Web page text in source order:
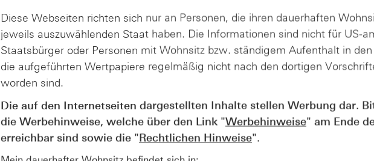
AUGUST
07
Wie lange bleibt der DAX® in
Rekordlaune? - ntv Zertifikate
07.08.26
Diese Webseiten richten sich nur an Personen, die ihren dauerhaften
jeweils auszuwählenden Staat haben. Die Informationen sind nicht für US-
Staatsbürger oder Personen mit Wohnsitz bzw. ständigem Aufenthalt in
die aufgeführten Wertpapiere regelmäßig nicht nach den dortigen
worden sind.
Die auf den Internetseiten dargestellten Inhalte stellen Werbung dar.
die Werbehinweise, welche über den Link "Werbehinweise" am Ende
erreichbar sind sowie die "Rechtlichen Hinweise".